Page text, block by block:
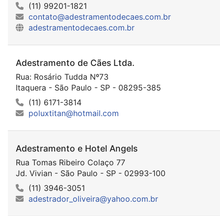
(11) 99201-1821
contato@adestramentodecaes.com.br
adestramentodecaes.com.br
Adestramento de Cães Ltda.
Rua: Rosário Tudda Nº73
Itaquera - São Paulo - SP - 08295-385
(11) 6171-3814
poluxtitan@hotmail.com
Adestramento e Hotel Angels
Rua Tomas Ribeiro Colaço 77
Jd. Vivian - São Paulo - SP - 02993-100
(11) 3946-3051
adestrador_oliveira@yahoo.com.br